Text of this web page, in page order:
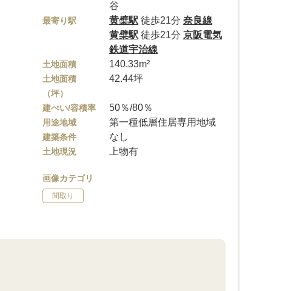
谷
最寄り駅 黄檗駅 徒歩21分奈良線
黄檗駅 徒歩21分京阪電気
鉄道宇治線
土地面積 140.33m²
土地面積
（坪）
42.44坪
建ぺい/容積率 50％/80％
用途地域 第一種低層住居専用地域
建築条件 なし
土地現況 上物有
画像カテゴリ
間取り